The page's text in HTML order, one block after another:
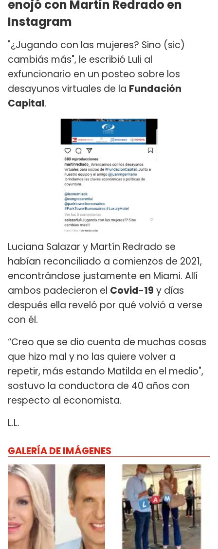
enojó con Martín Redrado en
Instagram
"¿Jugando con las mujeres? Sino (sic)
cambiás más", le escribió Luli al
exfuncionario en un posteo sobre los
desayunos virtuales de la Fundación
Capital.
Luciana Salazar y Martín Redrado se
habían reconciliado a comienzos de 2021,
encontrándose justamente en Miami. Allí
ambos padecieron el Covid-19 y días
después ella reveló por qué volvió a verse
con él.
“Creo que se dio cuenta de muchas cosas
que hizo mal y no las quiere volver a
repetir, más estando Matilda en el medio",
sostuvo la conductora de 40 años con
respecto al economista.
L.L.
GALERÍA DE IMÁGENES